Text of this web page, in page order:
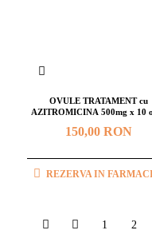
OVULE TRATAMENT cu
AZITROMICINA 500mg x 10
150,00 RON
REZERVA IN
1 2